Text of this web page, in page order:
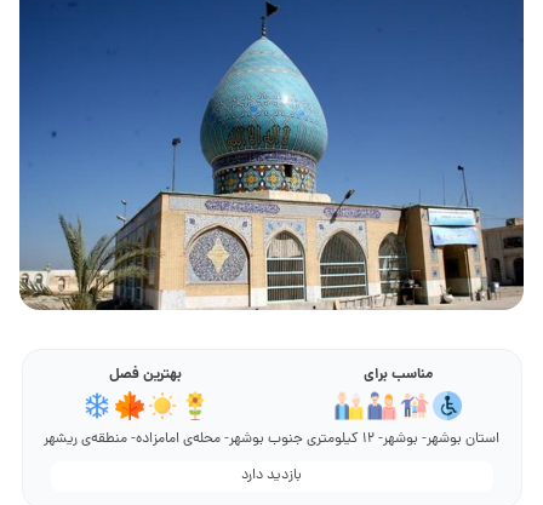
مناسب برای بهترین فصل
استان بوشهر- بوشهر- 12 کیلومتری جنوب بوشهر- محله‌ی امامزاده- منطقه‌ی ریشهر
بازدید دارد